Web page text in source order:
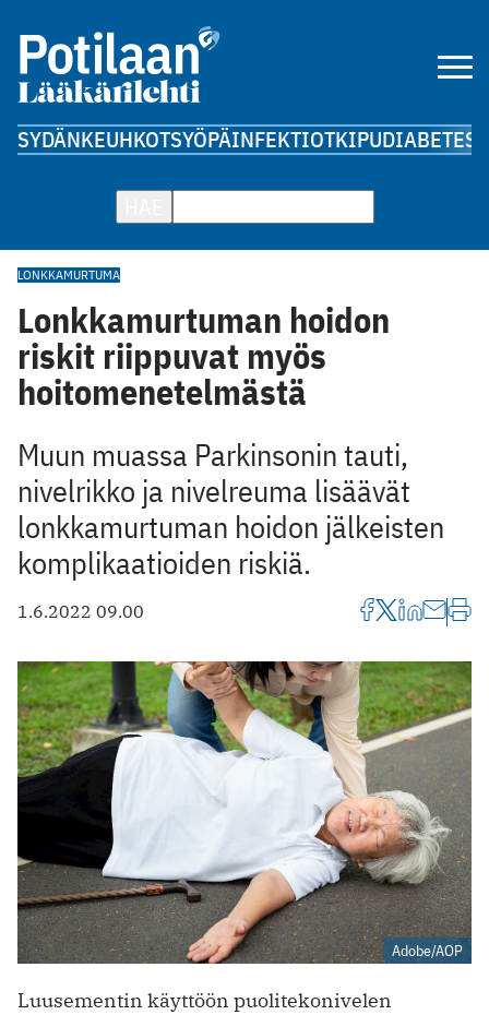
SYDÄNKEUHKOTSYÖPÄINFEKTIOTKIPUDIABETES
LONKKAMURTUMA
Lonkkamurtuman hoidon
riskit riippuvat myös
hoitomenetelmästä
Muun muassa Parkinsonin tauti,
nivelrikko ja nivelreuma lisäävät
lonkkamurtuman hoidon jälkeisten
komplikaatioiden riskiä.
1.6.2022 09.00
Adobe/AOP
Luusementin käyttöön puolitekonivelen